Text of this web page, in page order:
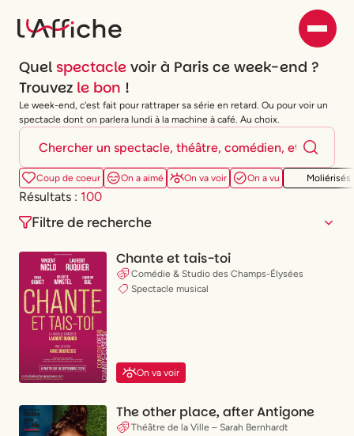
Quel spectacle voir à Paris ce week-end ?
Trouvez le bon !
Le week-end, c'est fait pour rattraper sa série en retard. Ou pour voir un
spectacle dont on parlera lundi à la machine à café. Au choix.
Coup de coeur On a aimé On va voir On a vu Moliérisés
Résultats : 100
Filtre de recherche
Type de spectacle
Comédie
)
Classique
X)
Théâtre contemporain
(X)
Humour
(X)
Spectacle musical
( X)
Chante et tais-toi
Comédie & Studio des Champs-Élysées
Spectacle musical
On va voir
The other place, after Antigone
Théâtre de la Ville – Sarah Bernhardt